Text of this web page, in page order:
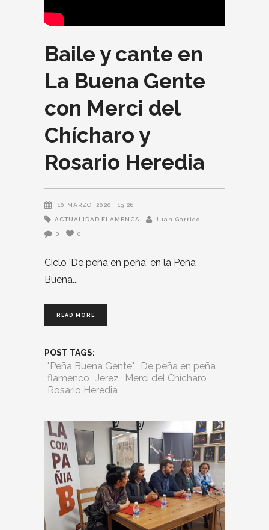
Baile y cante en
La Buena Gente
con Merci del
Chícharo y
Rosario Heredia
10 MARZO, 2020 19:26
ACTUALIDAD FLAMENCA Juan Garrido
0 0
Ciclo 'De peña en peña' en la Peña
Buena
READ MORE
POST TAGS:
"Peña Buena Gente"
De peña en peña
flamenco Jerez
Merci del Chícharo
Rosario Heredia